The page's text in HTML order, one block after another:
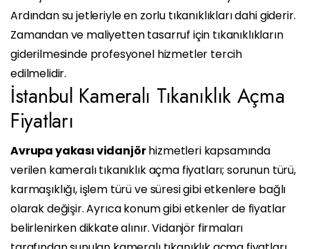
Ardından su jetleriyle en zorlu tıkanıklıkları dahi giderir.
Zamandan ve maliyetten tasarruf için tıkanıklıkların
giderilmesinde profesyonel hizmetler tercih
edilmelidir.
İstanbul Kameralı Tıkanıklık Açma
Fiyatları
Avrupa yakası vidanjörhizmetleri kapsamında
verilen kameralı tıkanıklık açma fiyatları; sorunun türü,
karmaşıklığı, işlem türü ve süresi gibi etkenlere bağlı
olarak değişir. Ayrıca konum gibi etkenler de fiyatlar
belirlenirken dikkate alınır. Vidanjör firmaları